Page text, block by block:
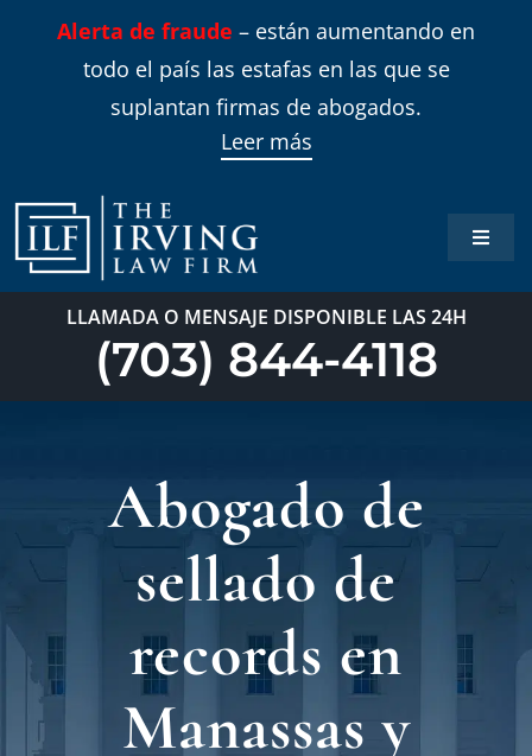
Alerta de fraude – están aumentando en
todo el país las estafas en las que se
suplantan firmas de abogados.
Leer más
Toggle
Inicio
LLAMADA O MENSAJE DISPONIBLE LAS 24H
(703) 844-4118
Abogado de
sellado de
records en
Manassas y